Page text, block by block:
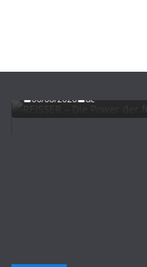
REISSER – Die Power
06/08/2026 dc